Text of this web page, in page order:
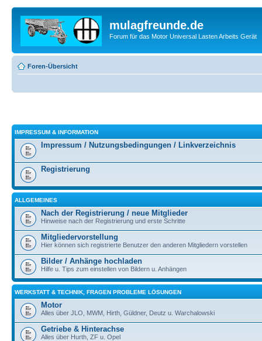
mulagfreunde.de
Forum für das Motor Universal Lasten Arbeits Gerät
Foren-Übersicht
IMPRESSUM & INFORMATION
Impressum / Nutzungsbedingungen / Linkverzeichnis
Registrierung
ALLGEMEINES
Nach der Registrierung / neue Mitglieder
Hinweise nach der Registrierung und erste Schritte
Mitgliedervorstellung
Hier können sich registrierte Benutzer den anderen Mitgliedern vorstellen
Bilder / Anhänge hochladen
Hilfe u. Tips zum einstellen von Bildern u. Anhängen
WERKSTATT & TECHNIK, FRAGEN PROBLEME LÖSUNGEN
Motor
Alles über JLO, MWM, Hirth, Güldner, Deutz u. Warchalowski
Getriebe & Hinterachse
Alles über Hurth, ZF u. Opel